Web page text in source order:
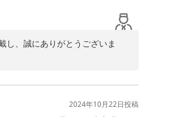
し、誠にありがとうございま
2024年10月22日投稿